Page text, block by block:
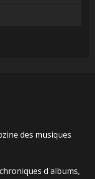
des musiques
d'albums,